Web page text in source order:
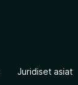
Juridiset asiat